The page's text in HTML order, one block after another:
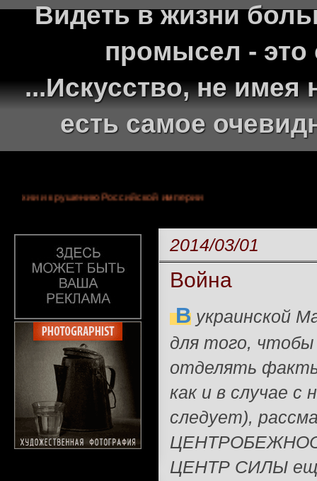
Видеть в жизни
промысел - это
...Искусство, не
есть самое
монархии и крушению Российской империи
2014/03/01
Война
В украинской
для того, чтобы
отделять
как и в случае с
следует),
ЦЕНТР СИЛЫ